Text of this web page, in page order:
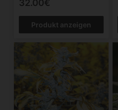
32.00€
Produkt anzeigen